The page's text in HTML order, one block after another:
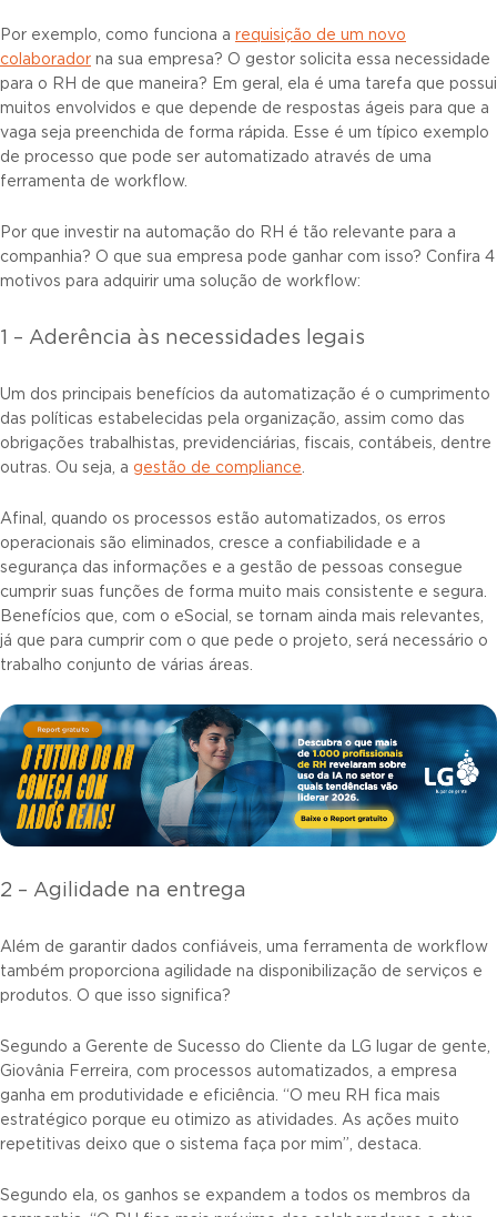
Por exemplo, como funciona a requisição de um novo
colaborador na sua empresa? O gestor solicita essa necessidade
para o RH de que maneira? Em geral, ela é uma tarefa que possui
muitos envolvidos e que depende de respostas ágeis para que a
vaga seja preenchida de forma rápida. Esse é um típico exemplo
de processo que pode ser automatizado através de uma
ferramenta de workflow.
Por que investir na automação do RH é tão relevante para a
companhia? O que sua empresa pode ganhar com isso? Confira 4
motivos para adquirir uma solução de workflow:
1 – Aderência às necessidades legais
Um dos principais benefícios da automatização é o cumprimento
das políticas estabelecidas pela organização, assim como das
obrigações trabalhistas, previdenciárias, fiscais, contábeis, dentre
outras. Ou seja, a gestão de comp liance.
Afinal, quando os processos estão automatizados, os erros
operacionais são eliminados, cresce a confiabilidade e a
segurança das informações e a gestão de pessoas consegue
cumprir suas funções de forma muito mais consistente e segura.
Benefícios que, com o eSocial, se tornam ainda mais relevantes,
já que para cumprir com o que pede o projeto, será necessário o
trabalho conjunto de várias áreas.
2 – Agilidade na entrega
Além de garantir dados confiáveis, uma ferramenta de workflow
também proporciona agilidade na disponibilização de serviços e
produtos. O que isso significa?
Segundo a Gerente de Sucesso do Cliente da LG lugar de gente,
Giovânia Ferreira, com processos automatizados, a empresa
ganha em produtividade e eficiência. “O meu RH fica mais
estratégico porque eu otimizo as atividades. As ações muito
repetitivas deixo que o sistema faça por mim”, destaca.
Segundo ela, os ganhos se expandem a todos os membros da